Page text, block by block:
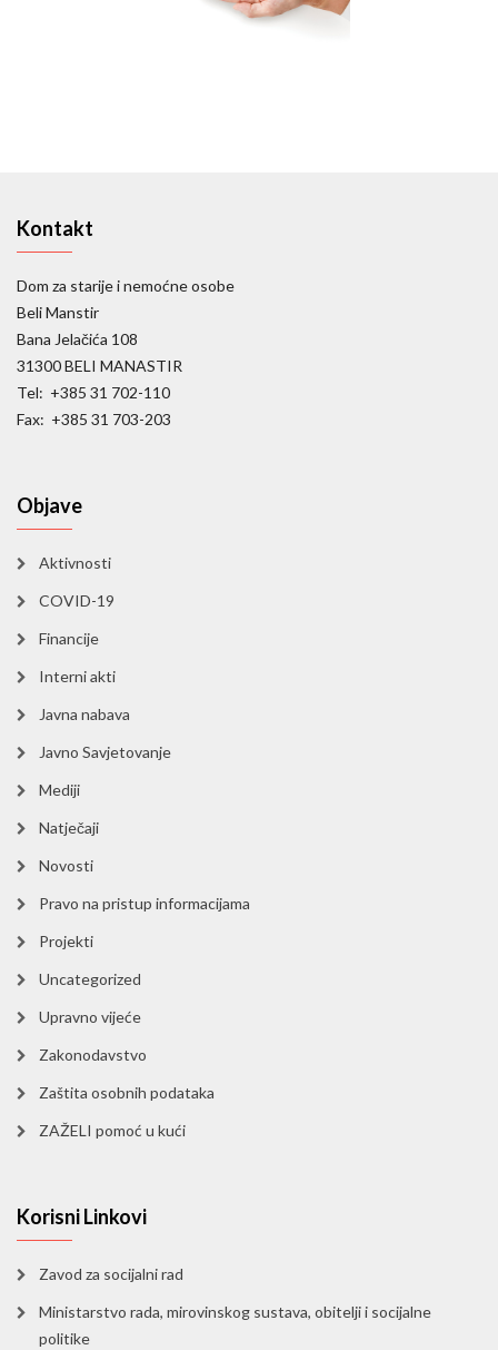
Kontakt
Dom za starije i nemoćne osobe
Beli Manstir
Bana Jelačića 108
31300 BELI MANASTIR
Tel: +385 31 702-110
Fax: +385 31 703-203
Objave
Aktivnosti
COVID-19
Financije
Interni akti
Javna nabava
Javno Savjetovanje
Mediji
Natječaji
Novosti
Pravo na pristup informacijama
Projekti
Uncategorized
Upravno vijeće
Zakonodavstvo
Zaštita osobnih podataka
ZAŽELI pomoć u kući
Korisni Linkovi
Zavod za socijalni rad
Ministarstvo rada, mirovinskog sustava, obitelji i socijalne
politike